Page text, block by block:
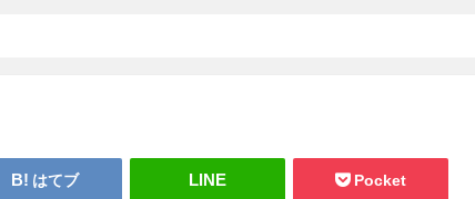
はてブ Pocket